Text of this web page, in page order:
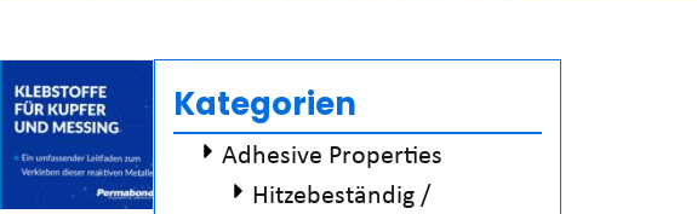
Kategorien
Adhesive Properties
Hitzebeständig /